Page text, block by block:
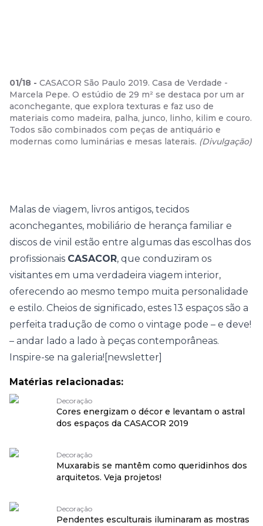
01/18 - CASACOR São Paulo 2019. Casa de Verdade -
Marcela Pepe. O estúdio de 29 m² se destaca por um ar
aconchegante, que explora texturas e faz uso de
materiais como madeira, palha, junco, linho, kilim e couro.
Todos são combinados com peças de antiquário e
modernas como luminárias e mesas laterais. (Divulgação)
Malas de viagem, livros antigos, tecidos
aconchegantes, mobiliário de herança familiar e
discos de vinil estão entre algumas das escolhas dos
profissionais CASACOR, que conduziram os
visitantes em uma verdadeira viagem interior,
oferecendo ao mesmo tempo muita personalidade
e estilo. Cheios de significado, estes 13 espaços são a
perfeita tradução de como o vintage pode – e deve!
– andar lado a lado à peças contemporâneas.
Inspire-se na galeria![newsletter]
Matérias relacionadas:
Decoração
Cores energizam o décor e levantam o astral
dos espaços da CASACOR 2019
Decoração
Muxarabis se mantêm como queridinhos dos
arquitetos. Veja projetos!
Decoração
Pendentes esculturais iluminaram as mostras